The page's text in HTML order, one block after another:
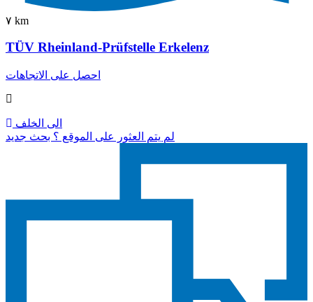
٧ km
TÜV Rheinland-Prüfstelle Erkelenz
احصل على الاتجاهات
الى الخلف
لم يتم العثور على الموقع ؟ بحث جديد